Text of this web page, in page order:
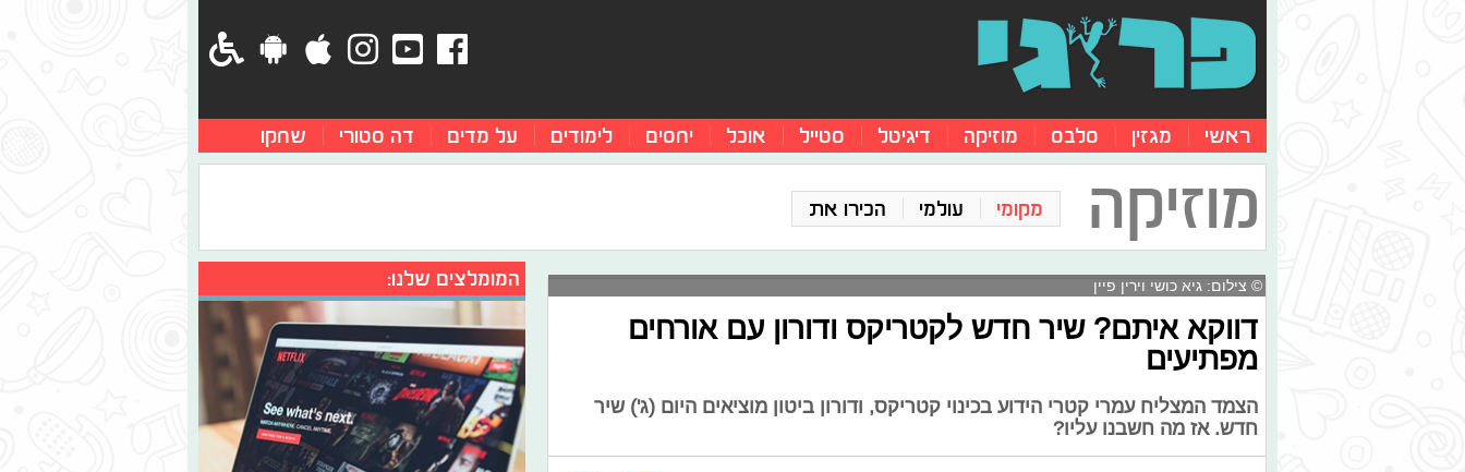
ראשי מגזין סלבס מוזיקה דיגיטל סטייל אוכל יחסים לימודים על מדים דה סטורי שחקו
מוזיקה מקומי עולמי הכירו את
© צילום: גיא כושי וירין פיין
דווקא איתם? שיר חדש לקטריקס ודורון עם אורחים
מפתיעים
הצמד המצליח עמרי קטרי הידוע בכינוי קטריקס, ודורון ביטון מוציאים היום (ג') שיר
חדש. אז מה חשבנו עליו?
המומלצים שלנו: